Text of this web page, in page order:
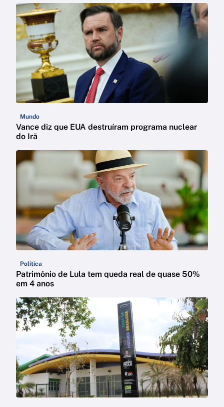
Mundo
Vance diz que EUA destruíram programa nuclear
do Irã
Política
Patrimônio de Lula tem queda real de quase 50%
em 4 anos